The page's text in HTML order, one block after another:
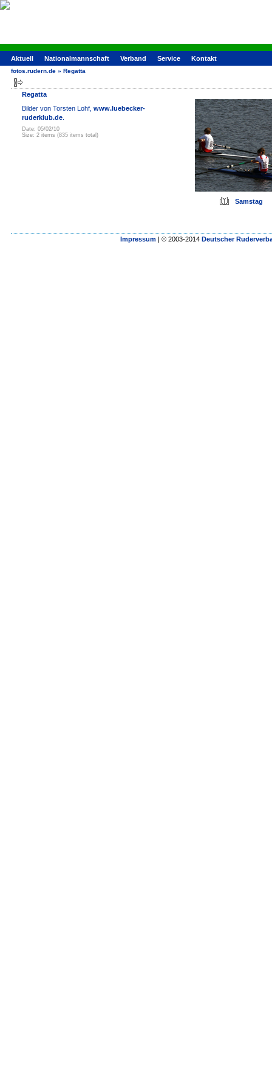
Aktuell Nationalmannschaft Verband Service Kontakt
fotos.rudern.de » Regatta
Regatta
Bilder von Torsten Lohf, www.luebecker-
ruderklub.de
Date: 05/02/10
Size: 2 items (835 items total)
Samstag
Impressum | © 2003-2014 Deutscher